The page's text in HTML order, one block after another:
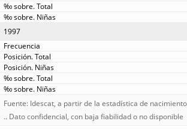
1997
Fuente: Idescat, a partir de la estadística de
.. Dato confidencial, con baja fiabilidad o no disponible